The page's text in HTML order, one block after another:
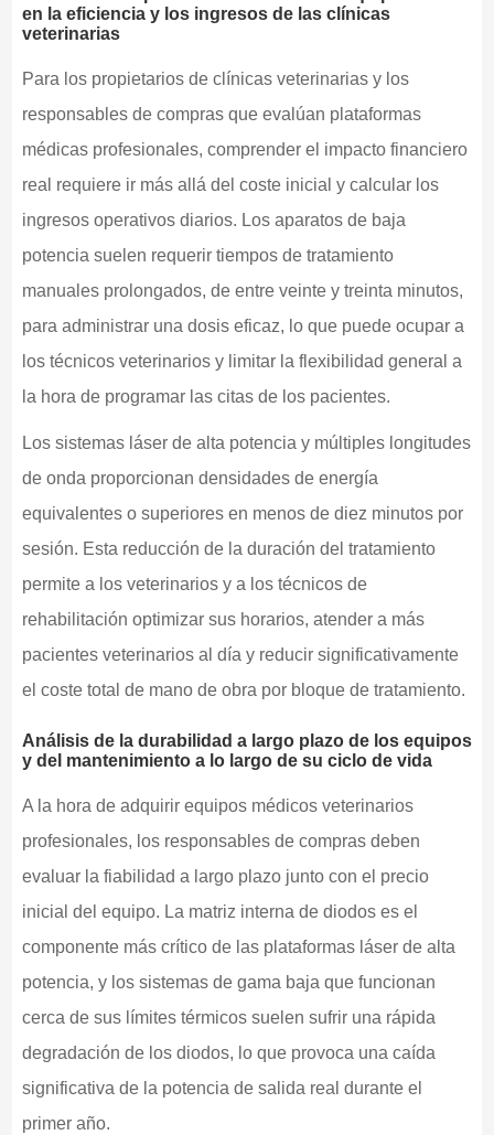
en la eficiencia y los ingresos de las clínicas
veterinarias
Para los propietarios de clínicas veterinarias y los
responsables de compras que evalúan plataformas
médicas profesionales, comprender el impacto financiero
real requiere ir más allá del coste inicial y calcular los
ingresos operativos diarios. Los aparatos de baja
potencia suelen requerir tiempos de tratamiento
manuales prolongados, de entre veinte y treinta minutos,
para administrar una dosis eficaz, lo que puede ocupar a
los técnicos veterinarios y limitar la flexibilidad general a
la hora de programar las citas de los pacientes.
Los sistemas láser de alta potencia y múltiples longitudes
de onda proporcionan densidades de energía
equivalentes o superiores en menos de diez minutos por
sesión. Esta reducción de la duración del tratamiento
permite a los veterinarios y a los técnicos de
rehabilitación optimizar sus horarios, atender a más
pacientes veterinarios al día y reducir significativamente
el coste total de mano de obra por bloque de tratamiento.
Análisis de la durabilidad a largo plazo de los equipos
y del mantenimiento a lo largo de su ciclo de vida
A la hora de adquirir equipos médicos veterinarios
profesionales, los responsables de compras deben
evaluar la fiabilidad a largo plazo junto con el precio
inicial del equipo. La matriz interna de diodos es el
componente más crítico de las plataformas láser de alta
potencia, y los sistemas de gama baja que funcionan
cerca de sus límites térmicos suelen sufrir una rápida
degradación de los diodos, lo que provoca una caída
significativa de la potencia de salida real durante el
primer año.